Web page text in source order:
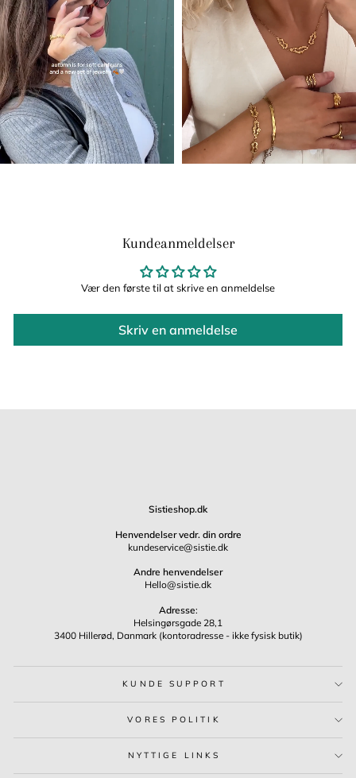
Kundeanmeldelser
Vær den første til at skrive en anmeldelse
Skriv en anmeldelse
Sistieshop.dk
Henvendelser vedr. din ordre
kundeservice@sistie.dk
Andre henvendelser
Hello@sistie.dk
Adresse:
Helsingørsgade 28,1
3400 Hillerød, Danmark (kontoradresse - ikke fysisk butik)
KUNDE SUPPORT
VORES POLITIK
NYTTIGE LINKS